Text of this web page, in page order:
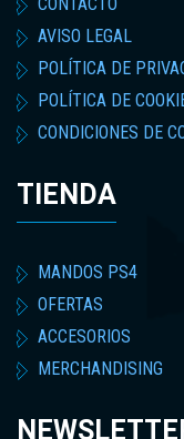
AVISO LEGAL
POLÍTICA DE
POLÍTICA DE
CONDICIONES DE
TIENDA
MANDOS PS4
OFERTAS
ACCESORIOS
MERCHANDISING